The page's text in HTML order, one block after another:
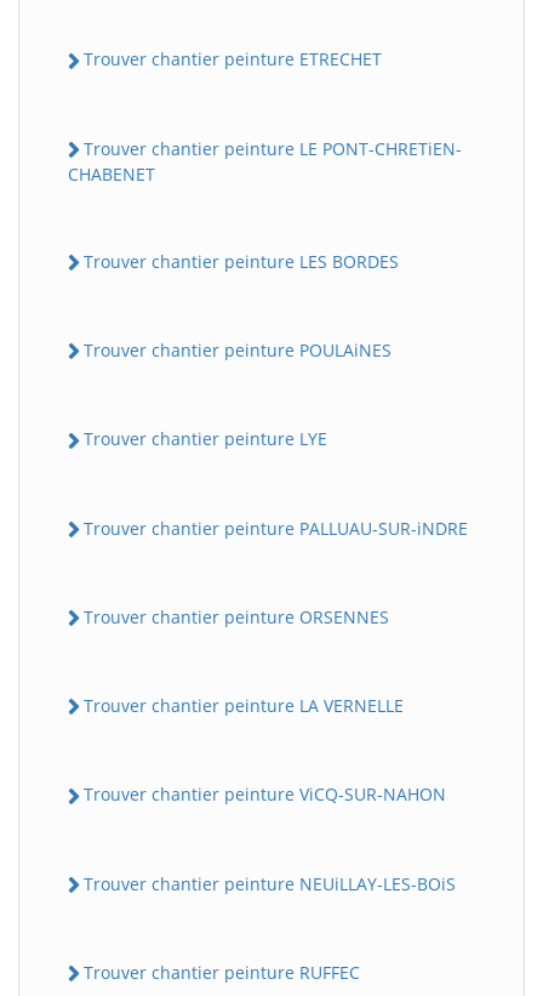
Trouver chantier peinture ETRECHET
Trouver chantier peinture LE PONT-CHRETiEN-
CHABENET
Trouver chantier peinture LES BORDES
Trouver chantier peinture POULAiNES
Trouver chantier peinture LYE
Trouver chantier peinture PALLUAU-SUR-iNDRE
Trouver chantier peinture ORSENNES
Trouver chantier peinture LA VERNELLE
Trouver chantier peinture ViCQ-SUR-NAHON
Trouver chantier peinture NEUiLLAY-LES-BOiS
Trouver chantier peinture RUFFEC